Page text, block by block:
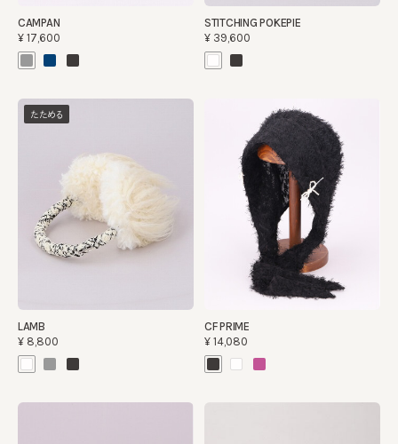
CAMPAN
¥17,600
STITCHING POKEPIE
¥39,600
たためる
LAMB
¥8,800
CF PRIME
¥14,080